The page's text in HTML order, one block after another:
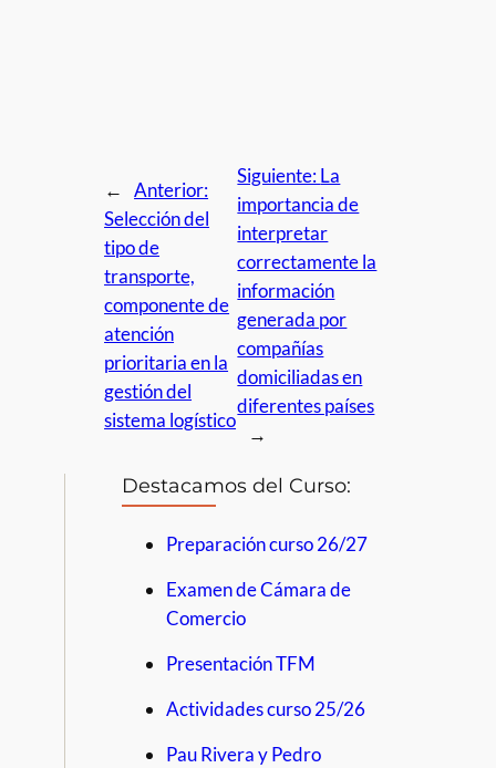
←
Anterior:
Selección del
tipo de
transporte,
componente de
atención
prioritaria en la
gestión del
sistema logístico
Siguiente:La
importancia de
interpretar
correctamente la
información
generada por
compañías
domiciliadas en
diferentes países
→
Destacamos del Curso:
Preparación curso 26/27
Examen de Cámara de
Comercio
Presentación TFM
Actividades curso 25/26
Pau Rivera y Pedro